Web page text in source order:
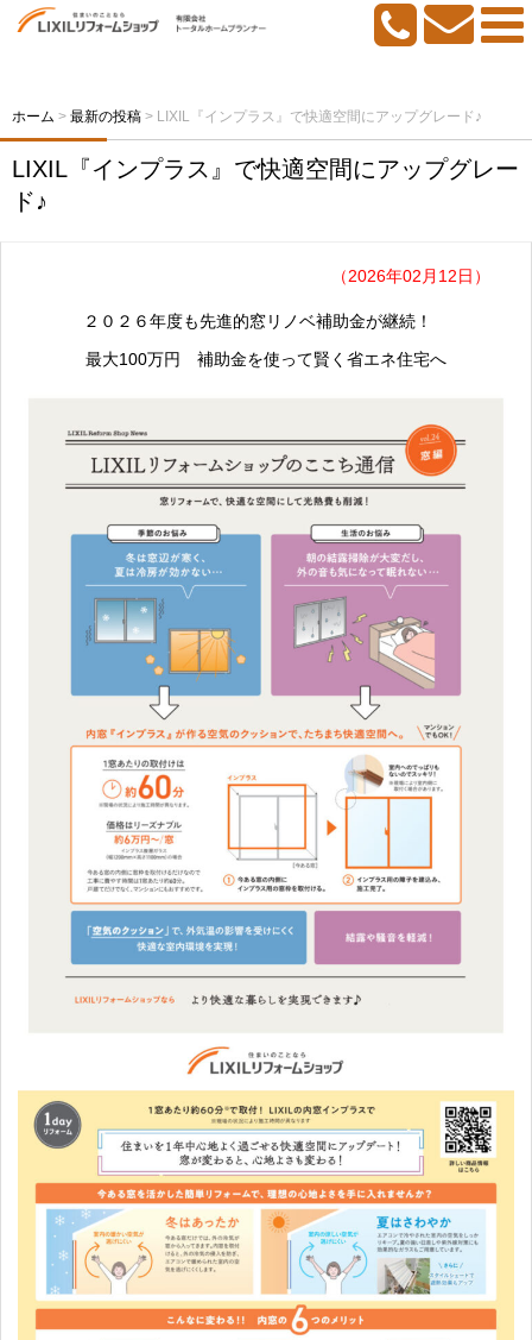
ホーム > 最新の投稿 > LIXIL『インプラス』で快適空間にアップグレード♪
LIXIL『インプラス』で快適空間にアップグレー
ド♪
（2026年02月12日）
２０２６年度も先進的窓リノベ補助金が継続！
最大100万円 補助金を使って賢く省エネ住宅へ